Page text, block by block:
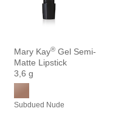
Mary Kay® Gel Semi-
Matte Lipstick
3,6 g
Subdued Nude